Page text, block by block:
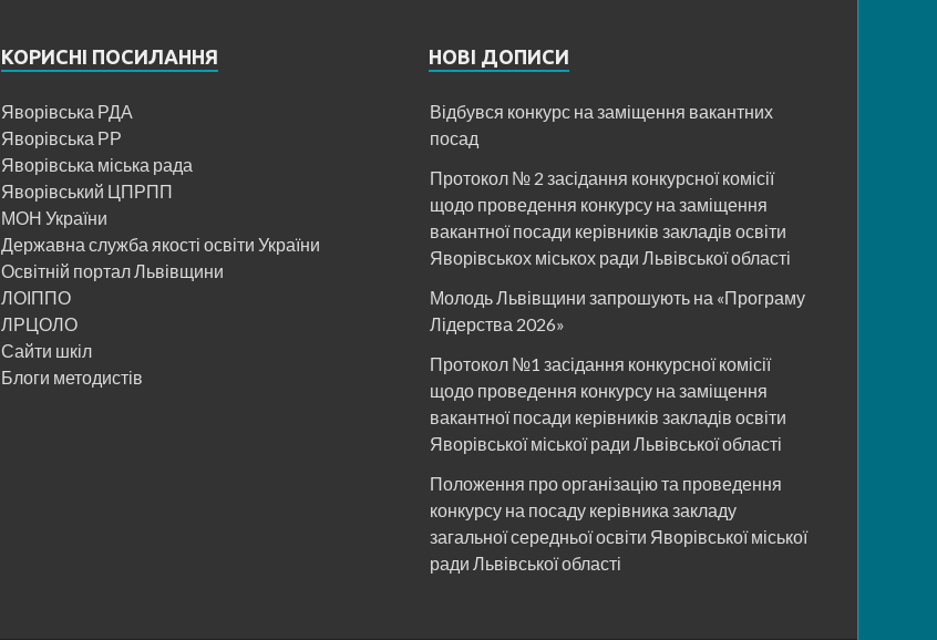
КОРИСНІ ПОСИЛАННЯ
Яворівська РДА
Яворівська РР
Яворівська міська рада
Яворівський ЦПРПП
МОН України
Державна служба якості освіти України
Освітній портал Львівщини
ЛОІППО
ЛРЦОЛО
Сайти шкіл
Блоги методистів
НОВІ ДОПИСИ
Відбувся конкурс на заміщення вакантних
посад
Протокол № 2 засідання конкурсної комісії
щодо проведення конкурсу на заміщення
вакантної посади керівників закладів освіти
Яворівськох міськох ради Львівської області
Молодь Львівщини запрошують на «Програму
Лідерства 2026»
Протокол №1 засідання конкурсної комісії
щодо проведення конкурсу на заміщення
вакантної посади керівників закладів освіти
Яворівської міської ради Львівської області
Положення про організацію та проведення
конкурсу на посаду керівника закладу
загальної середньої освіти Яворівської міської
ради Львівської області